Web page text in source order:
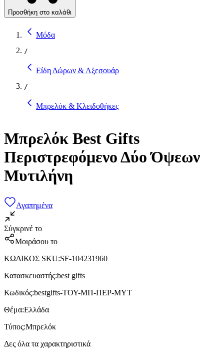
Προσθήκη στο καλάθι
Μόδα
/
Είδη Δώρων & Αξεσουάρ
/
Μπρελόκ & Κλειδοθήκες
Μπρελόκ Best Gifts
Περιστρεφόμενο Δύο Όψεων
Μυτιλήνη
Αγαπημένα
Σύγκρινέ το
Μοιράσου το
ΚΩΔΙΚΟΣ SKU:SF-104231960
Κατασκευαστής:best gifts
Κωδικός:bestgifts-ΤΟΥ-ΜΠ-ΠΕΡ-ΜΥΤ
Θέμα:Ελλάδα
Τύπος:Μπρελόκ
Δες όλα τα χαρακτηριστικά